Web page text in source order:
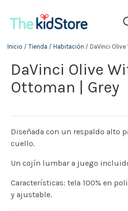
Inicio / Tienda / Habitación / DaVinci
DaVinci Olive
Ottoman | Grey
Diseñada con un respaldo alto
cuello.
Un cojín lumbar a juego
Características: tela 100% en
y ajustable.